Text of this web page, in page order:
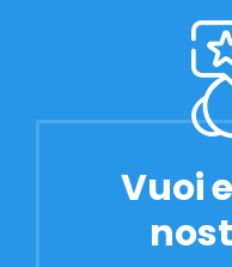
Vuoi